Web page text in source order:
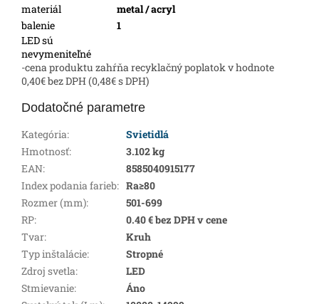
materiál
metal / acryl
balenie
1
LED sú
nevymeniteľné
-cena produktu zahŕňa recyklačný poplatok v hodnote
0,40€ bez DPH (0,48€ s DPH)
Dodatočné parametre
Kategória:
Svietidlá
Hmotnosť:
3.102 kg
EAN:
8585040915177
Index podania farieb: Ra≥80
Rozmer (mm):
501-699
RP:
0.40 € bez DPH v cene
Tvar:
Kruh
Typ inštalácie:
Stropné
Zdroj svetla:
LED
Stmievanie:
Áno